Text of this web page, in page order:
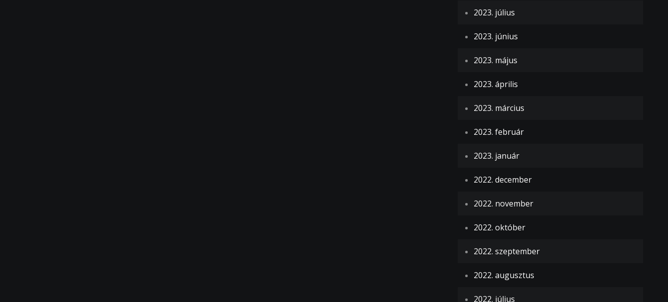
2023. július
2023. június
2023. május
2023. április
2023. március
2023. február
2023. január
2022. december
2022. november
2022. október
2022. szeptember
2022. augusztus
2022. július